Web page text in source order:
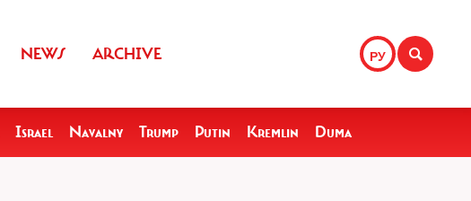
РУ
NEWS ARCHIVE
Israel Navalny Trump Putin Kremlin Duma